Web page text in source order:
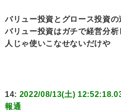
バリュー投資とグロース投資の
バリュー投資はガチで経営分
人じゃ使いこなせないだけや
14: 2022/08/13(土)
報通